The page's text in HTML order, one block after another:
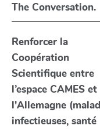
The Conversation.
Renforcer la
Coopération
Scientifique entre
l’espace CAMES et
l'Allemagne
infectieuses, santé